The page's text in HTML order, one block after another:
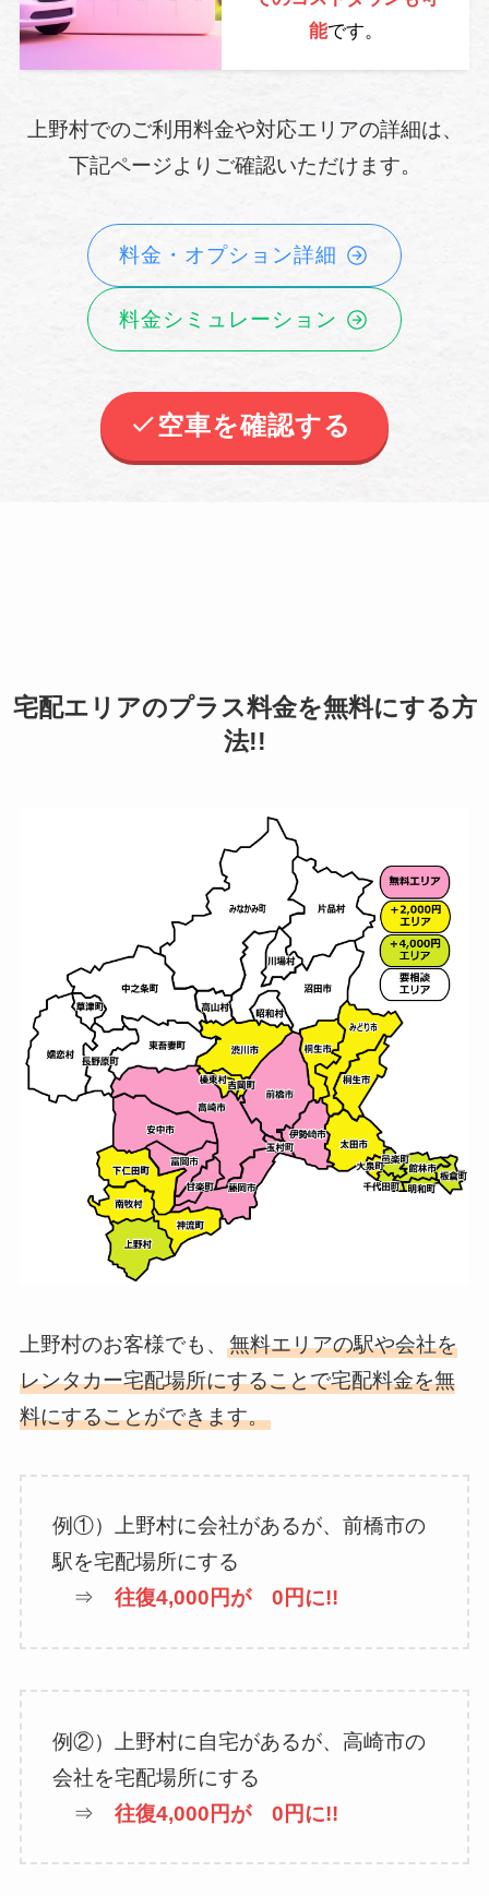
能です。
上野村でのご利用料金や対応エリアの詳細は、
下記ページよりご確認いただけます。
料金・オプション詳細
料金シミュレーション
空車を確認する
宅配エリアのプラス料金を無料にする方
法!!
上野村のお客様でも、 無料エリアの駅や会社を
レンタカー宅配場所にすることで宅配料金を無
料にすることができます。
例①）上野村に会社があるが、前橋市の
駅を宅配場所にする
⇒往復4,000円が 0円に!!
例②）上野村に自宅があるが、高崎市の
会社を宅配場所にする
⇒往復4,000円が 0円に!!